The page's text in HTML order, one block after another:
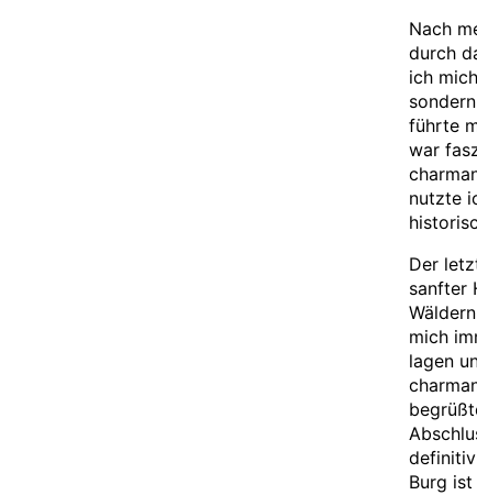
Nach
durch
ich
führte
war
nutzte
Der
sanfter
mich
lagen
Burg